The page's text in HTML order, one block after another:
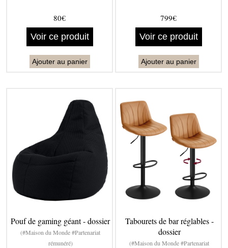
80€
Voir ce produit
Ajouter au panier
799€
Voir ce produit
Ajouter au panier
Pouf de gaming géant - dossier
(#Maison du Monde #Partenariat
rémunéré)
Tabourets de bar réglables -
dossier
(#Maison du Monde #Partenariat